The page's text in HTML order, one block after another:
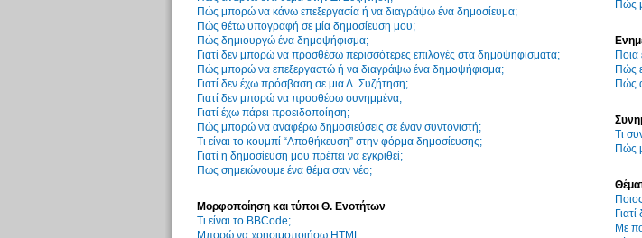
Πώς μπορώ να κάνω επεξεργασία ή να διαγράψω ένα δημοσίευμα;
Πώς θέτω υπογραφή σε μία δημοσίευση μου;
Πώς δημιουργώ ένα δημοψήφισμα;
Γιατί δεν μπορώ να προσθέσω περισσότερες επιλογές στα δημοψηφίσματα;
Πώς μπορώ να επεξεργαστώ ή να διαγράψω ένα δημοψήφισμα;
Γιατί δεν έχω πρόσβαση σε μια Δ. Συζήτηση;
Γιατί δεν μπορώ να προσθέσω συνημμένα;
Γιατί έχω πάρει προειδοποίηση;
Πώς μπορώ να αναφέρω δημοσιεύσεις σε έναν συντονιστή;
Τι είναι το κουμπί “Αποθήκευση” στην φόρμα δημοσίευσης;
Γιατί η δημοσίευση μου πρέπει να εγκριθεί;
Πως σημειώνουμε ένα θέμα σαν νέο;
Μορφοποίηση και τύποι Θ. Ενοτήτων
Τι είναι το BBCode;
Μπορώ να χρησιμοποιήσω HTML;
Πώς
Ποια
Πώς
Πώς
Τι
Πώς
Με